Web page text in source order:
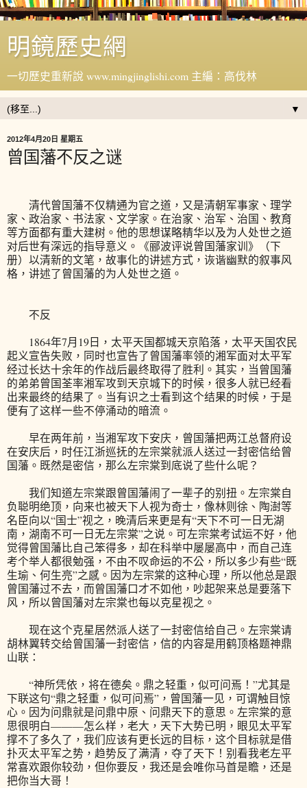
明鏡歷史網
一切歷史重新說 www.mingjinglishi.com 主編：高伐林
▼
2012年4月20日 星期五
曾国藩不反之谜
清代曾国藩不仅精通为官之道，又是清朝军事家、理学
家、政治家、书法家、文学家。在治家、治军、治国、教育
等方面都有重大建树。他的思想谋略精华以及为人处世之道
对后世有深远的指导意义。《郦波评说曾国藩家训》（下
册）以清新的文笔，故事化的讲述方式，诙谐幽默的叙事风
格，讲述了曾国藩的为人处世之道。
不反
1864年7月19日，太平天国都城天京陷落，太平天国农民
起义宣告失败，同时也宣告了曾国藩率领的湘军面对太平军
经过长达十余年的作战后最终取得了胜利。其实，当曾国藩
的弟弟曾国荃率湘军攻到天京城下的时候，很多人就已经看
出来最终的结果了。当有识之士看到这个结果的时候，于是
便有了这样一些不停涌动的暗流。
早在两年前，当湘军攻下安庆，曾国藩把两江总督府设
在安庆后，时任江浙巡抚的左宗棠就派人送过一封密信给曾
国藩。既然是密信，那么左宗棠到底说了些什么呢？
我们知道左宗棠跟曾国藩闹了一辈子的别扭。左宗棠自
负聪明绝顶，向来也被天下人视为奇士，像林则徐、陶澍等
名臣向以“国士”视之，晚清后来更是有“天下不可一日无湖
南，湖南不可一日无左宗棠”之说。可左宗棠考试运不好，他
觉得曾国藩比自己笨得多，却在科举中屡屡高中，而自己连
考个举人都很勉强，不由不叹命运的不公，所以多少有些“既
生瑜、何生亮”之感。因为左宗棠的这种心理，所以他总是跟
曾国藩过不去，而曾国藩口才不如他，吵起架来总是要落下
风，所以曾国藩对左宗棠也每以克星视之。
现在这个克星居然派人送了一封密信给自己。左宗棠请
胡林翼转交给曾国藩一封密信，信的内容是用鹤顶格题神鼎
山联：
“神所凭依，将在德矣。鼎之轻重，似可问焉！”尤其是
下联这句“鼎之轻重，似可问焉”，曾国藩一见，可谓触目惊
心。因为问鼎就是问鼎中原、问鼎天下的意思。左宗棠的意
思很明白———怎么样，老大，天下大势已明，眼见太平军
撑不了多久了，我们应该有更长远的目标，这个目标就是借
扑灭太平军之势，趋势反了满清，夺了天下！别看我老左平
常喜欢跟你较劲，但你要反，我还是会唯你马首是瞻，还是
把你当大哥！